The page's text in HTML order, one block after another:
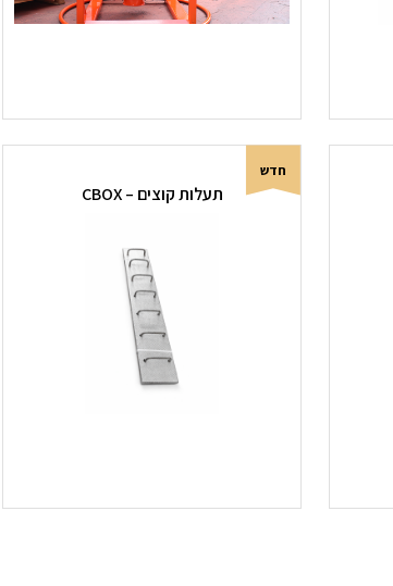
חדש
תעלות קוצים – CBOX